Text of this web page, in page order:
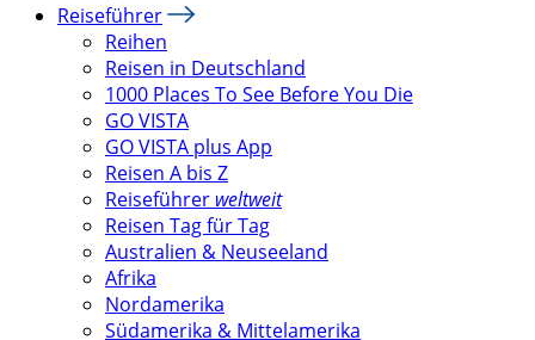
Reiseführer
Reihen
Reisen in Deutschland
1000 Places To See Before You Die
GO VISTA
GO VISTA plus App
Reisen A bis Z
Reiseführer weltweit
Reisen Tag für Tag
Australien & Neuseeland
Afrika
Nordamerika
Südamerika & Mittelamerika